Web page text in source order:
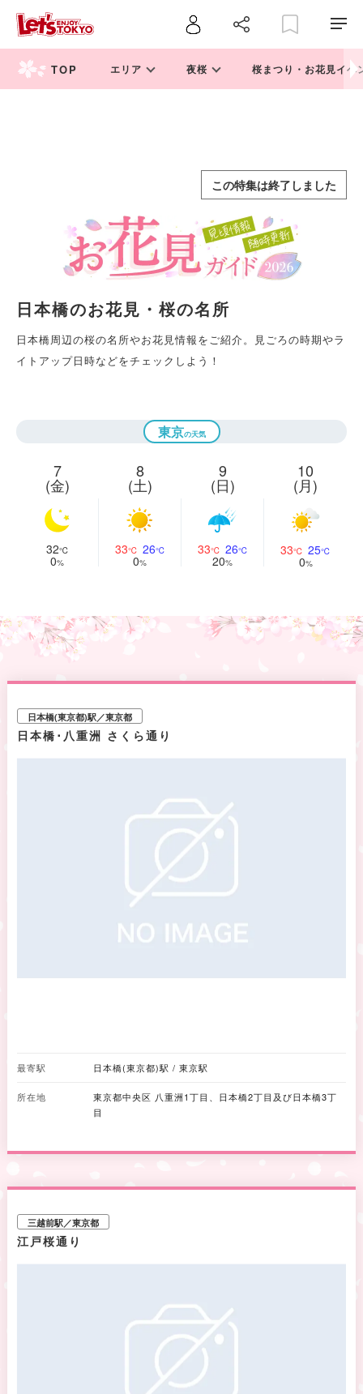
エリア 夜桜 桜まつり・お花見イベ
この特集は終了しました
日本橋のお花見・桜の名所
日本橋周辺の桜の名所やお花見情報をご紹介。見ごろの時期やラ
イトアップ日時などをチェックしよう！
東京
7
(金)
32
0
8
(土)
33 26
0
9
(日)
33 26
20
10
(月)
33 25
0
日本橋(東京都)駅／東京都
日本橋･八重洲 さくら通り
最寄駅 日本橋(東京都)駅 / 東京駅
所在地
東京都中央区 八重洲1丁目、日本橋2丁目及び日本橋3丁
目
三越前駅／東京都
江戸桜通り